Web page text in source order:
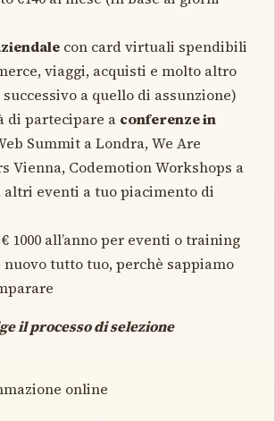
con card virtuali spendibili
viaggi, acquisti e molto altro
successivo a quello di assunzione)
di partecipare a conferenze in
Summit a Londra, We Are
Vienna, Codemotion Workshops a
altri eventi a tuo piacimento di
1000 all’anno per eventi o training
tutto tuo, perchè sappiamo
il processo di selezione
online